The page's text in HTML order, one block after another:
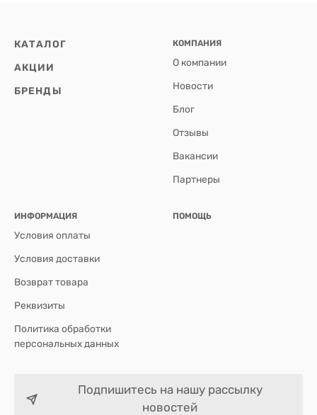
КАТАЛОГ
АКЦИИ
БРЕНДЫ
КОМПАНИЯ
О компании
Новости
Блог
Отзывы
Вакансии
Партнеры
ИНФОРМАЦИЯ
Условия оплаты
Условия доставки
Возврат товара
Реквизиты
Политика обработки
персональных данных
ПОМОЩЬ
Подпишитесь на нашу рассылку
новостей